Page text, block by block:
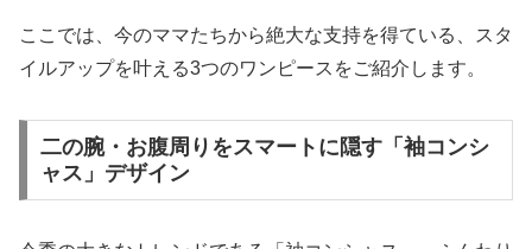
ここでは、今のママたちから絶大な支持を得ている、スタ
イルアップを叶える3つのワンピースをご紹介します。
二の腕・お腹周りをスマートに隠す「袖コンシ
ャス」デザイン